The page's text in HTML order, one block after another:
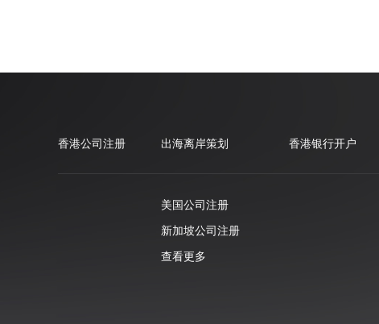
香港公司注册 出海离岸策划
美国公司注册
新加坡公司注册
查看更多
香港银行开户